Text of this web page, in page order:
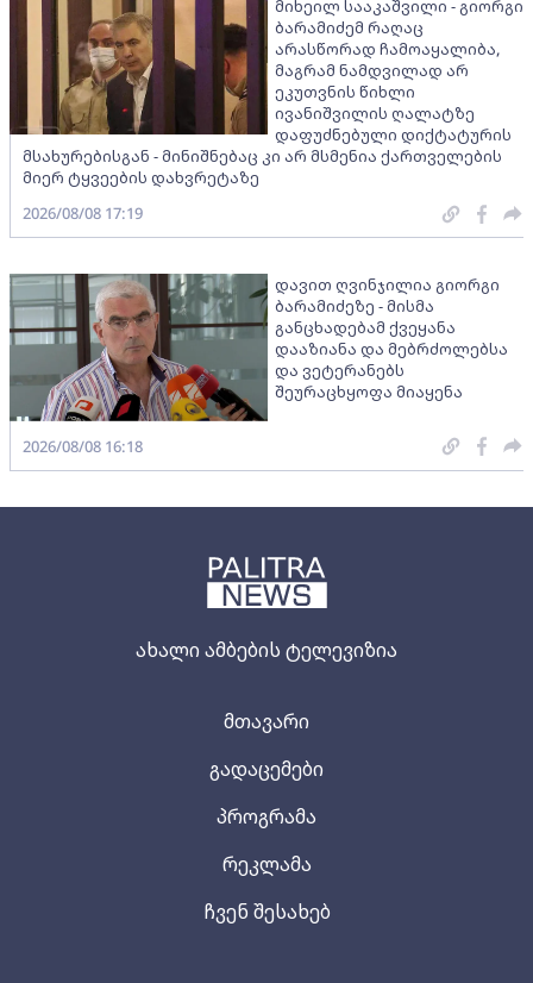
ახალი ამბების ტელევიზია
მთავარი
გადაცემები
პროგრამა
რეკლამა
ჩვენ შესახებ
მიხეილ სააკაშვილი - გიორგი
ბარამიძემ რაღაც
არასწორად ჩამოაყალიბა,
მაგრამ ნამდვილად არ
ეკუთვნის წიხლი
ივანიშვილის ღალატზე
დაფუძნებული დიქტატურის
მსახურებისგან - მინიშნებაც კი არ მსმენია ქართველების
მიერ ტყვეების დახვრეტაზე
2026/08/08 17:19
დავით ღვინჯილია გიორგი
ბარამიძეზე - მისმა
განცხადებამ ქვეყანა
დააზიანა და მებრძოლებსა
და ვეტერანებს
შეურაცხყოფა მიაყენა
2026/08/08 16:18